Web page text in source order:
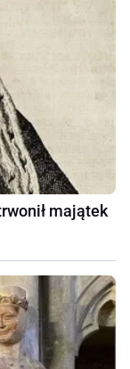
majątek